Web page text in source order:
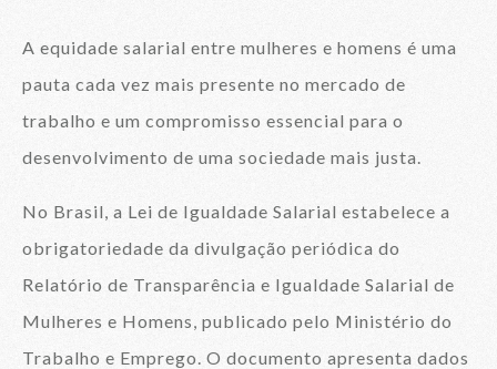
A equidade salarial entre mulheres e homens é uma
pauta cada vez mais presente no mercado de
trabalho e um compromisso essencial para o
desenvolvimento de uma sociedade mais justa.
No Brasil, a Lei de Igualdade Salarial estabelece a
obrigatoriedade da divulgação periódica do
Relatório de Transparência e Igualdade Salarial de
Mulheres e Homens, publicado pelo Ministério do
Trabalho e Emprego. O documento apresenta dados